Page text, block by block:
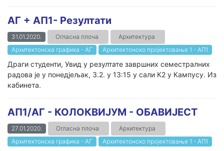
АГ + AП1- Резултати
31.01.2020. Огласна плоча
Архитектура
Архитектонска графика - АГ
Архитектонско пројектовање 1 - AП1
Драги студенти, Увид у резултате завршних семестралних
радова је у понедјељак, 3.2. у 13:15 у сали К2 у Кампусу. Из
кабинета.
АП1/АГ - КОЛОКВИЈУМ - ОБАВИЈЕСТ
27.01.2020. Огласна плоча
Архитектура
Архитектонска графика - АГ
Архитектонско пројектовање 1 - AП1